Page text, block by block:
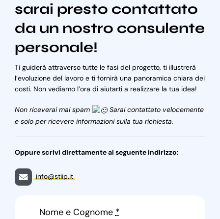
sarai presto contattato
da un nostro consulente
personale!
Ti guiderà attraverso tutte le fasi del progetto, ti illustrerà
l’evoluzione del lavoro e ti fornirà una panoramica chiara dei
costi. Non vediamo l’ora di aiutarti a realizzare la tua idea!
Non riceverai mai spam
Sarai contattato velocemente
e solo per ricevere informazioni sulla tua richiesta.
Oppure scrivi direttamente al seguente indirizzo:
info@stiip.it
Nome e Cognome*